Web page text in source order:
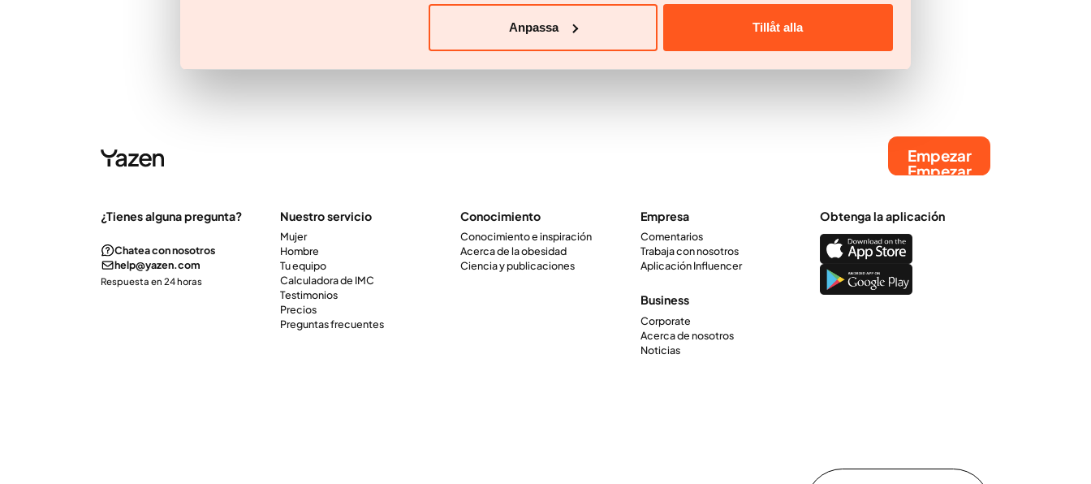
Anpassa Tillåt alla
Empezar
Empezar
¿Tienes alguna pregunta?
Chatea con nosotros
help@yazen.com
Respuesta en 24 horas
Nuestro servicio
Mujer
Hombre
Tu equipo
Calculadora de IMC
Testimonios
Precios
Preguntas frecuentes
Conocimiento
Conocimiento e inspiración
Acerca de la obesidad
Ciencia y publicaciones
Empresa
Comentarios
Trabaja con nosotros
Aplicación Influencer
Business
Corporate
Acerca de nosotros
Noticias
Obtenga la aplicación